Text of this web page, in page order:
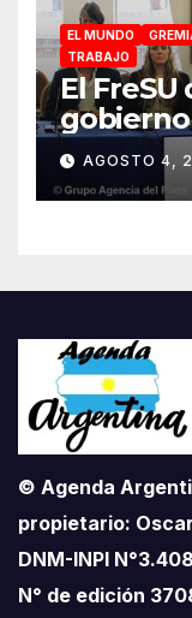
EL MUNDO
TRABAJO
El
CIDH
la
AGOSTO 4,
© Agenda
propietario:
DNM-INPI
N° de edición